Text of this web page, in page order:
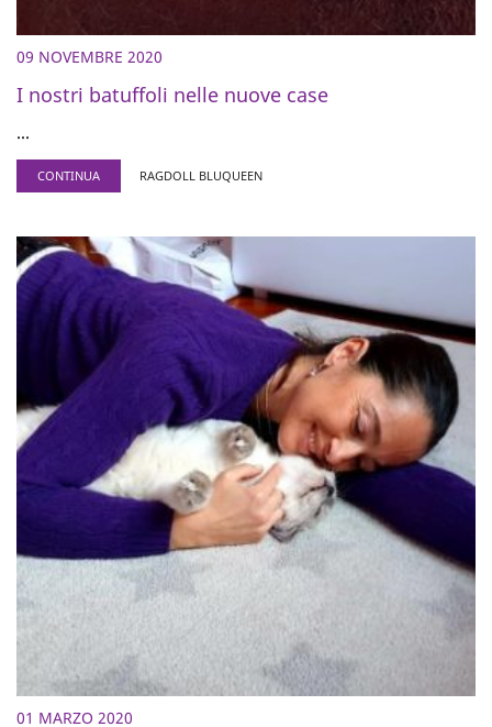
09 NOVEMBRE 2020
I nostri batuffoli nelle nuove case
...
CONTINUA RAGDOLL BLUQUEEN
01 MARZO 2020